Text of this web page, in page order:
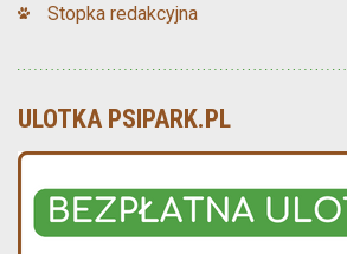
Stopka redakcyjna
ULOTKA PSIPARK.PL